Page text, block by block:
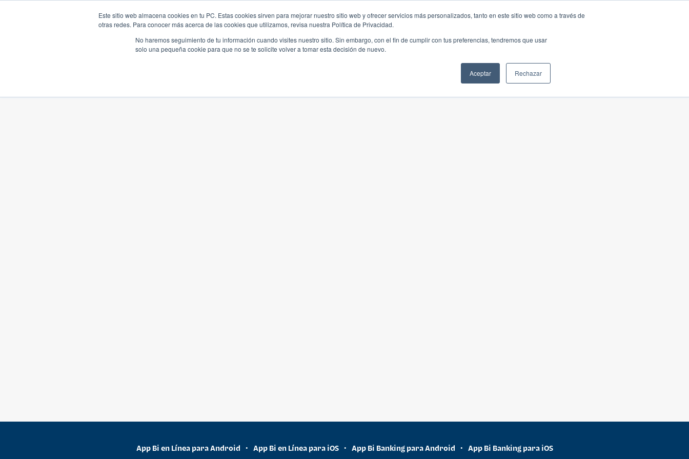
Este sitio web almacena cookies en tu PC. Estas cookies sirven para mejorar nuestro sitio web y ofrecer servicios más personalizados, tanto en este sitio web como a través de
otras redes. Para conocer más acerca de las cookies que utilizamos, revisa nuestra Política de Privacidad.
No haremos seguimiento de tu información cuando visites nuestro sitio. Sin embargo, con el fin de cumplir con tus preferencias, tendremos que usar
solo una pequeña cookie para que no se te solicite volver a tomar esta decisión de nuevo.
Aceptar Rechazar
App Bi en Línea para Android • App Bi en Línea para iOS • App Bi Banking para Android • App Bi Banking para iOS